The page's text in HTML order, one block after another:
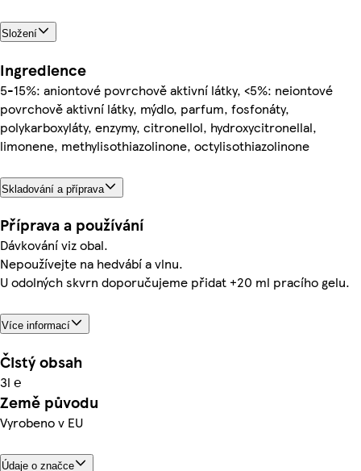
Složení
Ingredience
5-15%: aniontové povrchově aktivní látky, <5%: neiontové
povrchově aktivní látky, mýdlo, parfum, fosfonáty,
polykarboxyláty, enzymy, citronellol, hydroxycitronellal,
limonene, methylisothiazolinone, octylisothiazolinone
Skladování a příprava
Příprava a používání
Dávkování viz obal.
Nepoužívejte na hedvábí a vlnu.
U odolných skvrn doporučujeme přidat +20 ml pracího gelu.
Více informací
Čistý obsah
3l ℮
Země původu
Vyrobeno v EU
Údaje o značce